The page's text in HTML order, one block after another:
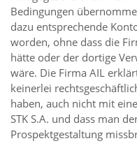
Bedingungen
dazu entsprechende
worden, ohne dass die
hätte oder der dortige
wäre. Die Firma AIL
keinerlei
haben, auch nicht mit
STK S.A. und dass man
Prospektgestaltung